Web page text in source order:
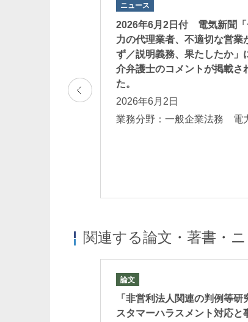
務 M&A クロ
ニュース
2026年6月2日付 電気新聞「
力の代理業者、不適切な営業
ず／説明義務、果たしたか」
介弁護士のコメントが掲載さ
た。
2026年6月2日
業務分野：一般企業法務 電
関連する論文・著書・
論文
「非営利法人関連の判例等
スタマーハラスメント対応と